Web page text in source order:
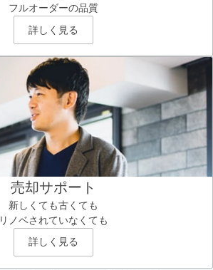
フルオーダーの品質
詳しく見る
売却サポート
新しくても古くても
リノベされていなくても
詳しく見る